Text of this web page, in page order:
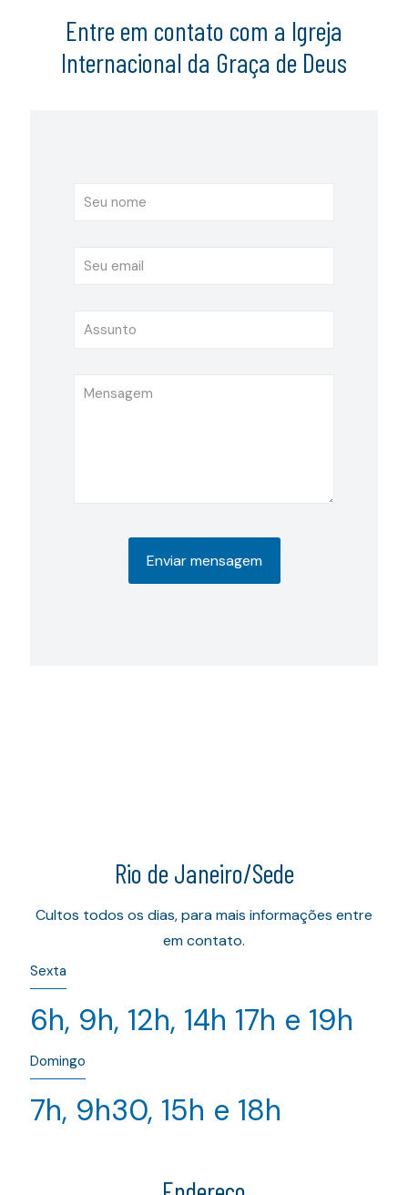
Entre em contato com a Igreja
Internacional da Graça de Deus
Rio de Janeiro/Sede
Cultos todos os dias, para mais informações entre
em contato.
Sexta
6h, 9h, 12h, 14h 17h e 19h
Domingo
7h, 9h30, 15h e 18h